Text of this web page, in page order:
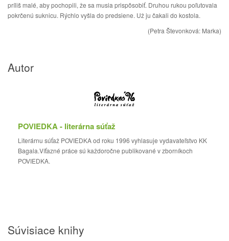
príliš malé, aby pochopili, že sa musia prispôsobiť. Druhou rukou poľutovala
pokrčenú suknicu. Rýchlo vyšla do predsiene. Už ju čakali do kostola.
(Petra Števonková: Marka)
Autor
POVIEDKA - literárna súťaž
Literárnu súťaž POVIEDKA od roku 1996 vyhlasuje vydavateľstvo KK
Bagala.Víťazné práce sú každoročne publikované v zborníkoch
POVIEDKA.
Súvisiace knihy